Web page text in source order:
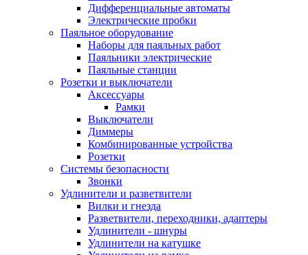
Дифференциальные автоматы
Электрические пробки
Паяльное оборудование
Наборы для паяльных работ
Паяльники электрические
Паяльные станции
Розетки и выключатели
Аксессуары
Рамки
Выключатели
Диммеры
Комбинированные устройства
Розетки
Системы безопасности
Звонки
Удлинители и разветвители
Вилки и гнезда
Разветвители, переходники, адаптеры
Удлинители - шнуры
Удлинители на катушке